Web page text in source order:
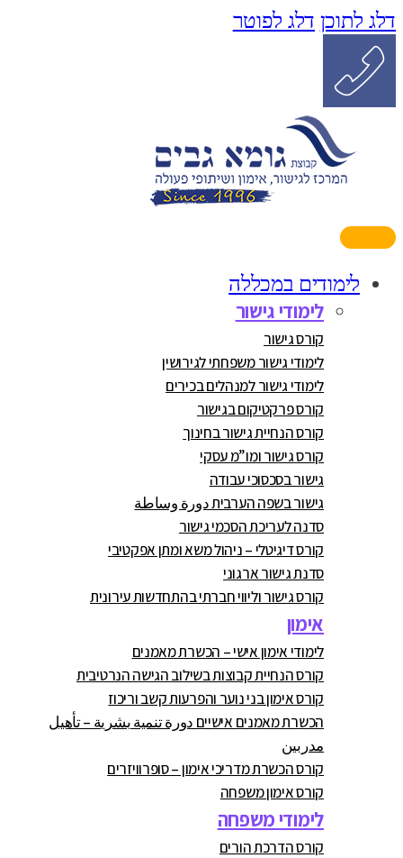
דלג לתוכן דלג לפוטר
לימודים במכללה
לימודי גישור
קורס גישור
לימודי גישור משפחתי לגירושין
לימודי גישור למנהלים בכירים
קורס פרקטיקום בגישור
קורס הנחיית גישור בחינוך
קורס גישור ומו”מ עסקי
גישור בסכסוכי עבודה
גישור בשפה הערבית دورة وساطة
סדנה לעריכת הסכמי גישור
קורס דיגיטלי – ניהול משא ומתן אפקטיבי
סדנת גישור ארגוני
קורס גישור וליווי חברתי בהתחדשות עירונית
אימון
לימודי אימון אישי – הכשרת מאמנים
קורס הנחיית קבוצות בשילוב הגישה הנרטיבית
קורס אימון בני נוער והפרעות קשב וריכוז
הכשרת מאמנים אישיים دورة تنمية بشرية – تأهيل
مدربين
קורס הכשרת מדריכי אימון – סופרוויזרים
קורס אימון משפחה
לימודי משפחה
קורס הדרכת הורים